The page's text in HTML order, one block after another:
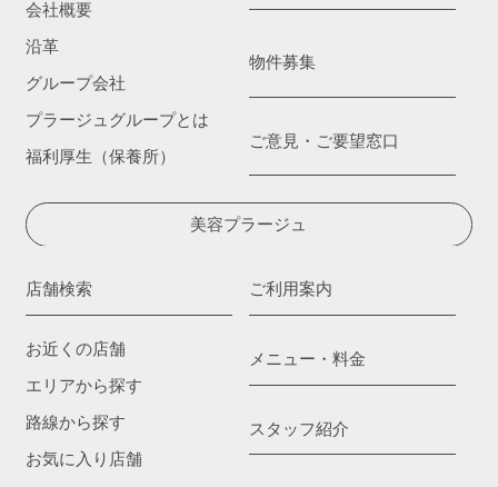
会社概要
沿革
グループ会社
プラージュグループとは
福利厚生（保養所）
物件募集
ご意見・ご要望窓口
美容プラージュ
店舗検索
お近くの店舗
エリアから探す
路線から探す
お気に入り店舗
ご利用案内
メニュー・料金
スタッフ紹介